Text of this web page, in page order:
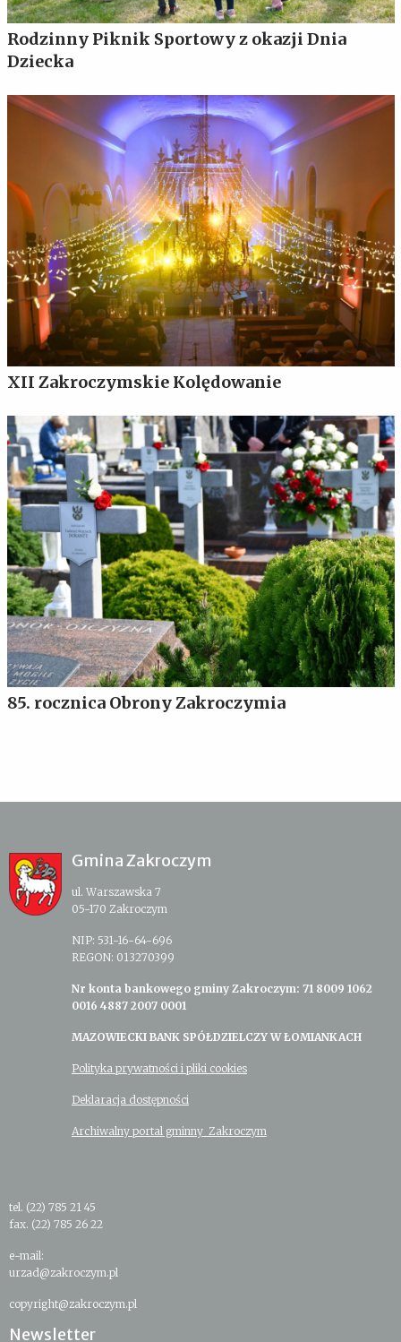
Rodzinny Piknik Sportowy z okazji Dnia
Dziecka
XII Zakroczymskie Kolędowanie
85. rocznica Obrony Zakroczymia
Gmina Zakroczym
ul. Warszawska 7
05-170 Zakroczym
NIP: 531-16-64-696
REGON: 013270399
Nr konta bankowego gminy Zakroczym: 71 8009 1062
0016 4887 2007 0001
MAZOWIECKI BANK SPÓŁDZIELCZY W ŁOMIANKACH
Polityka prywatności i pliki cookies
Deklaracja dostępności
Archiwalny portal gminny Zakroczym
tel. (22) 785 21 45
fax. (22) 785 26 22
e-mail:
urzad@zakroczym.pl
copyright@zakroczym.pl
Newsletter